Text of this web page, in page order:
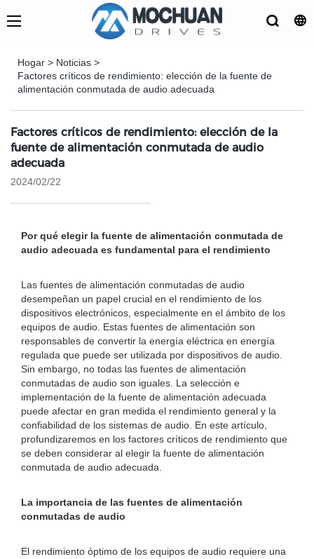
Hogar > Noticias >
Factores críticos de rendimiento: elección de la fuente de
alimentación conmutada de audio adecuada
Factores críticos de rendimiento: elección de la
fuente de alimentación conmutada de audio
adecuada
2024/02/22
Por qué elegir la fuente de alimentación conmutada de
audio adecuada es fundamental para el rendimiento
Las fuentes de alimentación conmutadas de audio
desempeñan un papel crucial en el rendimiento de los
dispositivos electrónicos, especialmente en el ámbito de los
equipos de audio. Estas fuentes de alimentación son
responsables de convertir la energía eléctrica en energía
regulada que puede ser utilizada por dispositivos de audio.
Sin embargo, no todas las fuentes de alimentación
conmutadas de audio son iguales. La selección e
implementación de la fuente de alimentación adecuada
puede afectar en gran medida el rendimiento general y la
confiabilidad de los sistemas de audio. En este artículo,
profundizaremos en los factores críticos de rendimiento que
se deben considerar al elegir la fuente de alimentación
conmutada de audio adecuada.
La importancia de las fuentes de alimentación
conmutadas de audio
El rendimiento óptimo de los equipos de audio requiere una